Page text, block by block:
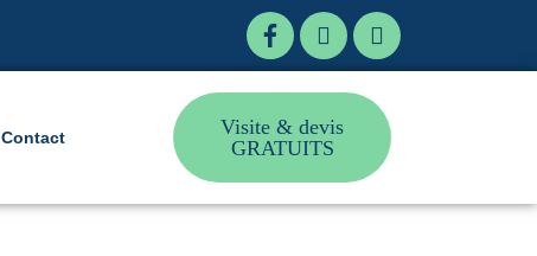
Contact
Visite & devis
GRATUITS